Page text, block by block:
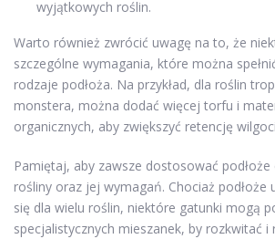
wyjątkowych roślin.
Warto również zwrócić uwagę na to, że
szczególne wymagania, które można
rodzaje podłoża. Na przykład, dla roślin
monstera, można dodać więcej torfu i
organicznych, aby zwiększyć retencję
Pamiętaj, aby zawsze dostosować
rośliny oraz jej wymagań. Chociaż podłoże
się dla wielu roślin, niektóre gatunki mogą
specjalistycznych mieszanek, by rozkwitać i